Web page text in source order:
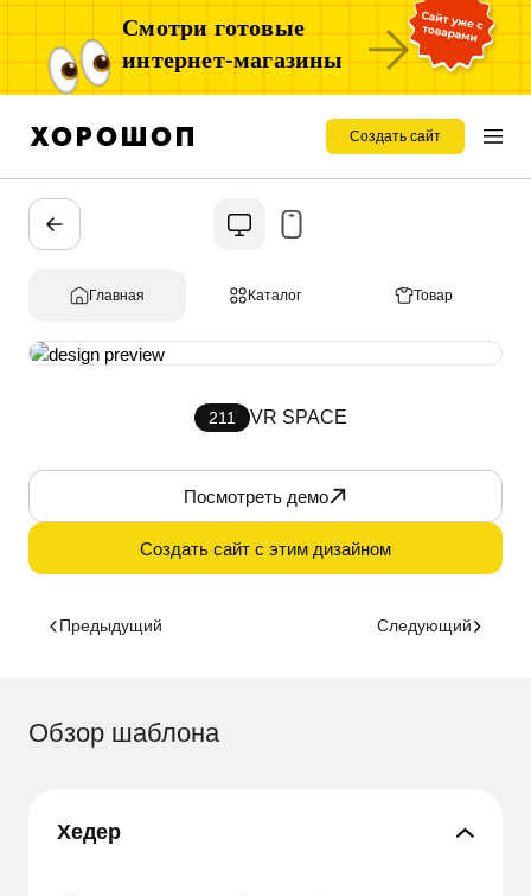
Смотри готовые
интернет-магазины
Создать сайт
Главная Каталог Товар
211 VR SPACE
Посмотреть демо
Создать сайт с этим дизайном
Предыдущий Следующий
Обзор шаблона
Хедер